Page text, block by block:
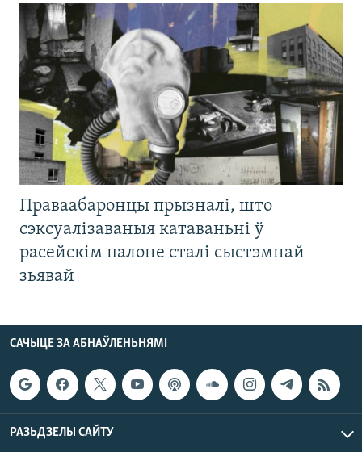
Праваабаронцы прызналі, што
сэксуалізаваныя катаваньні ў
расейскім палоне сталі сыстэмнай
зьявай
САЧЫЦЕ ЗА АБНАЎЛЕНЬНЯМІ
РАЗЬДЗЕЛЫ САЙТУ